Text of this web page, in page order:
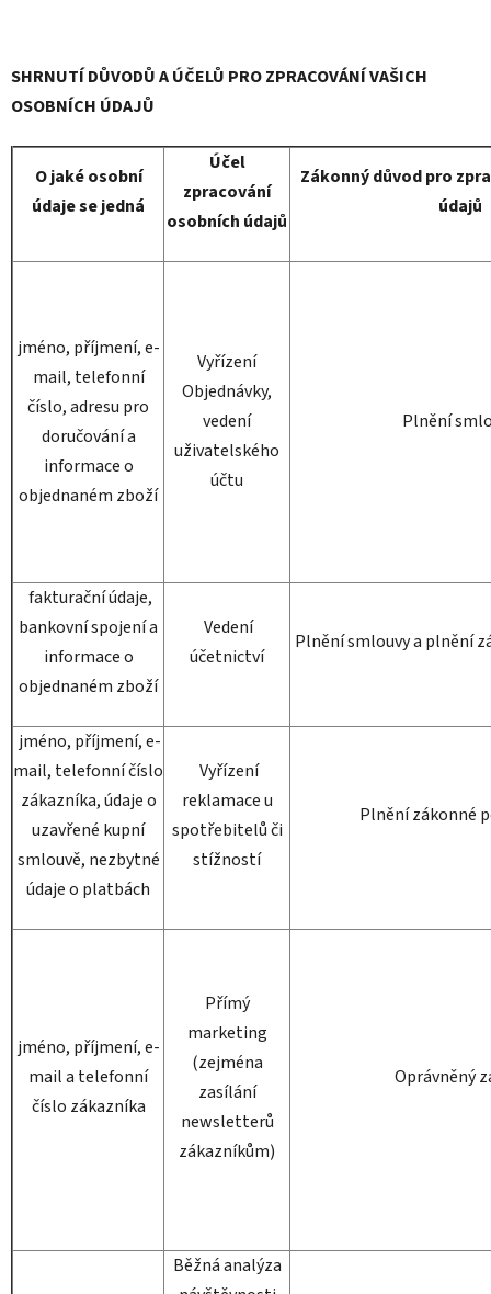
SHRNUTÍ DŮVODŮ A ÚČELŮ PRO ZPRACOVÁNÍ VAŠICH
OSOBNÍCH ÚDAJŮ
O jaké osobní
údaje se jedná
Účel
zpracování
osobních údajů
Zákonný důvod pro
údajů
jméno, příjmení, e-
mail, telefonní
číslo, adresu pro
doručování a
informace o
objednaném zboží
Vyřízení
Objednávky,
vedení
uživatelského
účtu
Plnění
fakturační údaje,
bankovní spojení a
informace o
objednaném zboží
Vedení
účetnictví
Plnění smlouvy a plnění
jméno, příjmení, e-
mail, telefonní číslo
zákazníka, údaje o
uzavřené kupní
smlouvě, nezbytné
údaje o platbách
Vyřízení
reklamace u
spotřebitelů či
stížností
Plnění zákonné
jméno, příjmení, e-
mail a telefonní
číslo zákazníka
Přímý
marketing
(zejména
zasílání
newsletterů
zákazníkům)
Oprávněný
Běžná analýza